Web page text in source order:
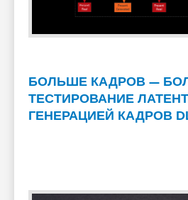
БОЛЬШЕ КАДРОВ —
ТЕСТИРОВАНИЕ
ГЕНЕРАЦИЕЙ КАДРОВ